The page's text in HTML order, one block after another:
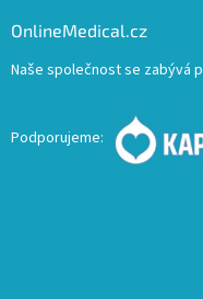
OnlineMedical.cz
Naše společnost se zabývá
Podporujeme: